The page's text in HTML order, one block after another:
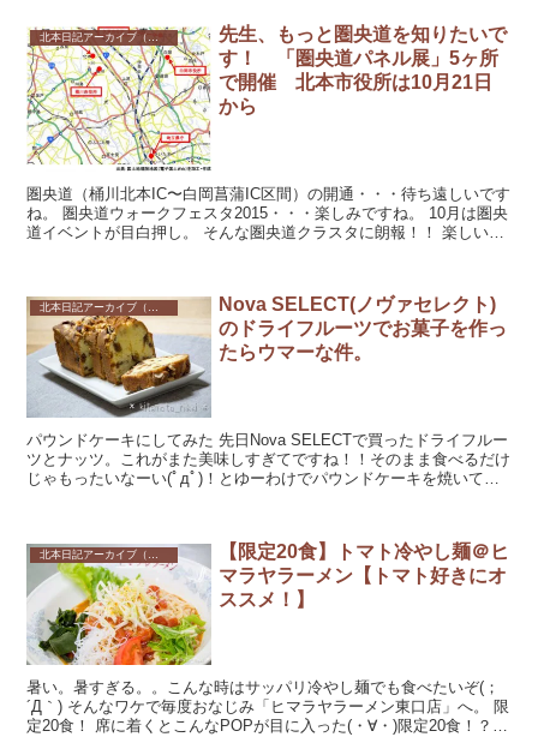
北本日記アーカイブ（記録保存）
先生、もっと圏央道を知りたいで
す！ 「圏央道パネル展」5ヶ所
で開催 北本市役所は10月21日
から
圏央道（桶川北本IC〜白岡菖蒲IC区間）の開通・・・待ち遠しいです
ね。 圏央道ウォークフェスタ2015・・・楽しみですね。 10月は圏央
道イベントが目白押し。 そんな圏央道クラスタに朗報！！ 楽しい
Nova SELECT(ノヴァセレクト)
のドライフルーツでお菓子を作っ
たらウマーな件。
パウンドケーキにしてみた 先日Nova SELECTで買ったドライフルー
ツとナッツ。これがまた美味しすぎてですね！！そのまま食べるだけ
じゃもったいなーい(ﾟдﾟ)！とゆーわけでパウンドケーキを焼いてみ
【限定20食】トマト冷やし麺＠ヒ
マラヤラーメン【トマト好きにオ
ススメ！】
暑い。暑すぎる。。こんな時はサッパリ冷やし麺でも食べたいぞ(；
´Д｀) そんなワケで毎度おなじみ「ヒマラヤラーメン東口店」へ。 限
定20食！ 席に着くとこんなPOPが目に入った(・∀・)限定20食！？そ